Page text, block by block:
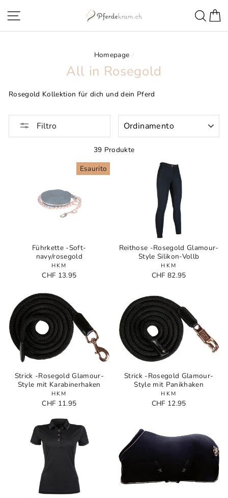
Navigazione della pagina
Homepage /
All in Rosegold
Rosegold Kollektion für dich und dein Pferd
Filtro
39 Produkte
Esaurito
Führkette -Soft-
navy/rosegold
HKM
CHF 13.95
Reithose -Rosegold Glamour-
Style Silikon-Vollb
HKM
CHF 82.95
Strick -Rosegold Glamour-
Style mit Karabinerhaken
HKM
CHF 11.95
Strick -Rosegold Glamour-
Style mit Panikhaken
HKM
CHF 12.95